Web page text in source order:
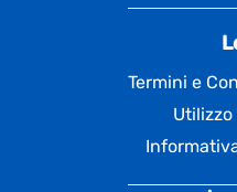
Termini e
Utilizzo